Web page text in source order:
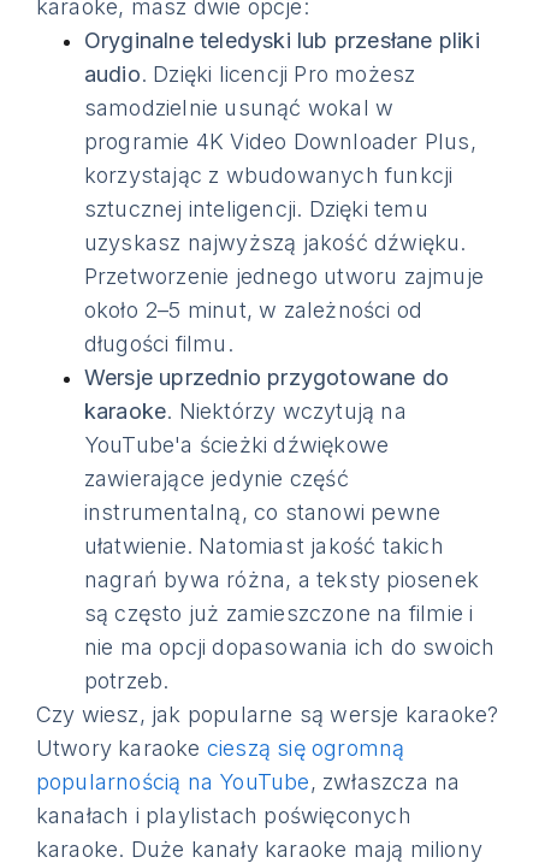
karaoke, masz dwie opcje:
Oryginalne teledyski lub przesłane pliki
audio. Dzięki licencji Pro możesz
samodzielnie usunąć wokal w
programie 4K Video Downloader Plus,
korzystając z wbudowanych funkcji
sztucznej inteligencji. Dzięki temu
uzyskasz najwyższą jakość dźwięku.
Przetworzenie jednego utworu zajmuje
około 2–5 minut, w zależności od
długości filmu.
Wersje uprzednio przygotowane do
karaoke. Niektórzy wczytują na
YouTube'a ścieżki dźwiękowe
zawierające jedynie część
instrumentalną, co stanowi pewne
ułatwienie. Natomiast jakość takich
nagrań bywa różna, a teksty piosenek
są często już zamieszczone na filmie i
nie ma opcji dopasowania ich do swoich
potrzeb.
Czy wiesz, jak popularne są wersje karaoke?
Utwory karaoke cieszą się ogromną
popularnością na YouTube, zwłaszcza na
kanałach i playlistach poświęconych
karaoke. Duże kanały karaoke mają miliony